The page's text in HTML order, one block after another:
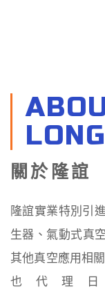
關於隆誼
隆誼實業特別引
生器、氣動式真
其他真空應用相
也代理日本